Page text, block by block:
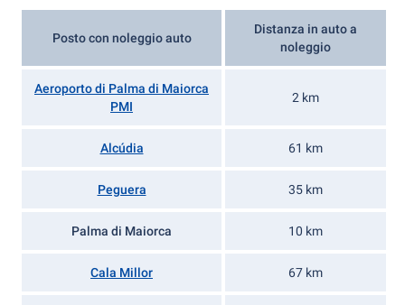
Posto con noleggio auto
Distanza in auto a
noleggio
Aeroporto di Palma di Maiorca
PMI
2 km
Alcúdia 61 km
Peguera 35 km
Palma di Maiorca 10 km
Cala Millor 67 km